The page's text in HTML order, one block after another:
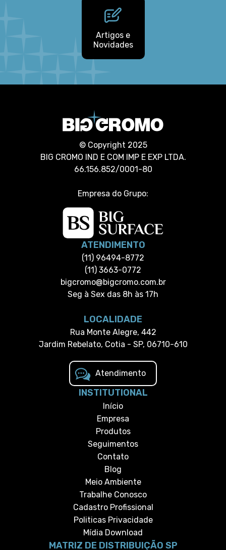
Artigos e
Novidades
© Copyright 2025
BIG CROMO IND E COM IMP E EXP LTDA.
66.156.852/0001-80
Empresa do Grupo:
ATENDIMENTO
(11) 96494-8772
(11) 3663-0772
bigcromo@bigcromo.com.br
Seg à Sex das 8h às 17h
LOCALIDADE
Rua Monte Alegre, 442
Jardim Rebelato, Cotia - SP, 06710-610
Atendimento
INSTITUTIONAL
Início
Empresa
Produtos
Seguimentos
Contato
Blog
Meio Ambiente
Trabalhe Conosco
Cadastro Profissional
Politicas Privacidade
Mídia Download
MATRIZ DE DISTRIBUIÇÃO SP